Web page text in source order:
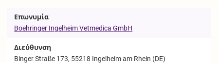
Επωνυμία
Boehringer Ingelheim Vetmedica GmbH
Διεύθυνση
Binger Straße 173, 55218 Ingelheim am Rhein (DE)